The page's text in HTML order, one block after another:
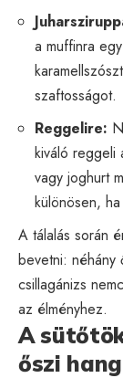
a muffinra
szaftosságot.
Reggelire:
kiváló reggeli
vagy joghurt
különösen,
A tálalás során
bevetni: néhány
csillagánizs
az élményhez.
A
őszi